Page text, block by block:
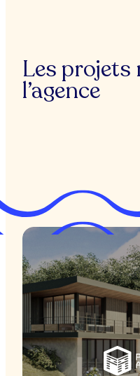
Les projets
l’agence